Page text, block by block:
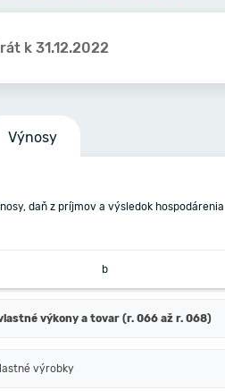
k 31.12.2022
Výnosy
daň z príjmov a výsledok hospodárenia
b
výkony a tovar (r. 066 až r. 068)
výrobky